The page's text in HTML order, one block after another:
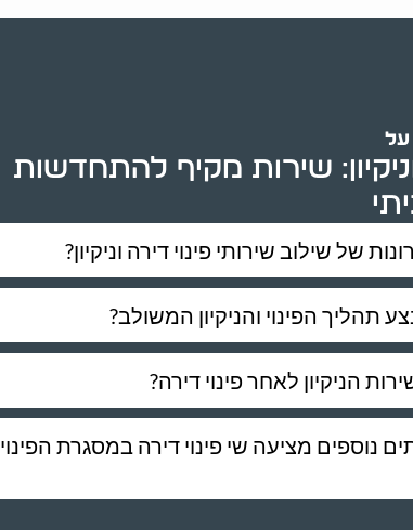
על
וניקיון: שירות מקיף להתחדשות
של שילוב שירותי פינוי דירה וניקיון?
תהליך הפינוי והניקיון המשולב?
הניקיון לאחר פינוי דירה?
נוספים מציעה שי פינוי דירה במסגרת הפינוי